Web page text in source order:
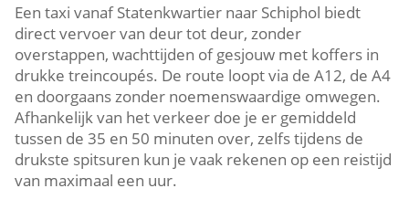
Een taxi vanaf Statenkwartier naar Schiphol biedt
direct vervoer van deur tot deur, zonder
overstappen, wachttijden of gesjouw met koffers in
drukke treincoupés. De route loopt via de A12, de A4
en doorgaans zonder noemenswaardige omwegen.
Afhankelijk van het verkeer doe je er gemiddeld
tussen de 35 en 50 minuten over, zelfs tijdens de
drukste spitsuren kun je vaak rekenen op een reistijd
van maximaal een uur.